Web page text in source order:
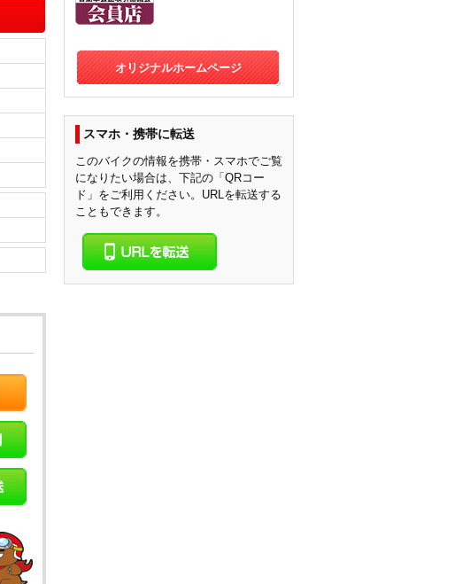
オリジナルホームページ
スマホ・携帯に転送
このバイクの情報を携帯・スマホでご覧
になりたい場合は、下記の「QRコー
ド」をご利用ください。URLを転送する
こともできます。